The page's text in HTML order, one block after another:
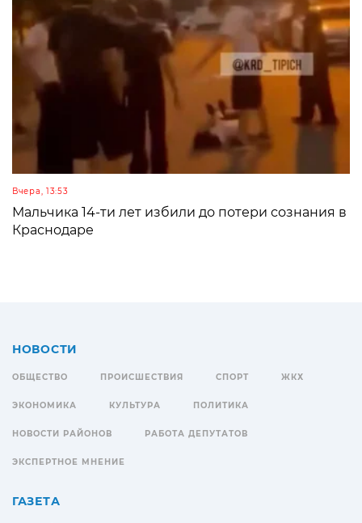
Вчера, 13:53
Мальчика 14-ти лет избили до потери сознания в
Краснодаре
НОВОСТИ
ОБЩЕСТВО ПРОИСШЕСТВИЯ СПОРТ ЖКХ
ЭКОНОМИКА КУЛЬТУРА ПОЛИТИКА
НОВОСТИ РАЙОНОВ РАБОТА ДЕПУТАТОВ
ЭКСПЕРТНОЕ МНЕНИЕ
ГАЗЕТА